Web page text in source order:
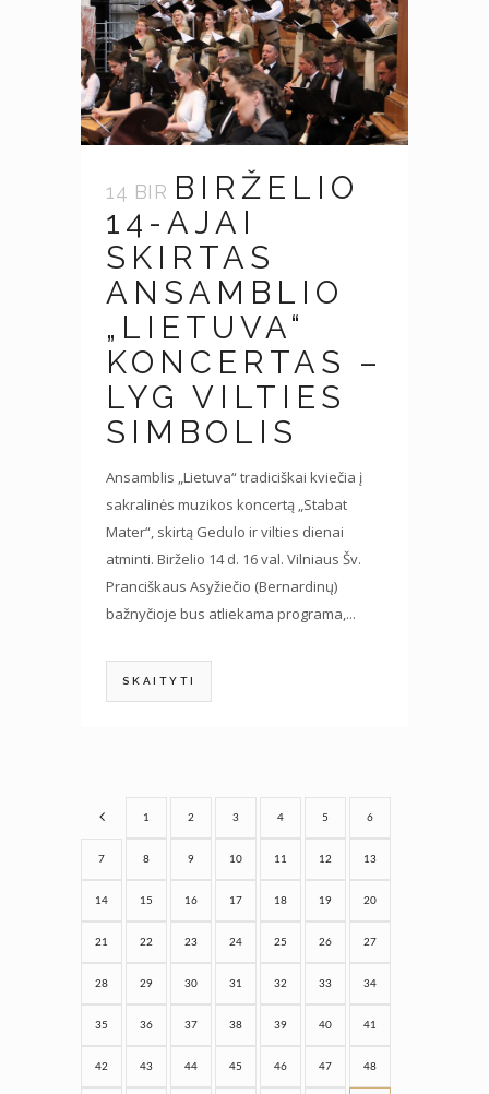
14 BIR BIRŽELIO
14-AJAI
SKIRTAS
ANSAMBLIO
„LIETUVA“
KONCERTAS –
LYG VILTIES
SIMBOLIS
Ansamblis „Lietuva“ tradiciškai kviečia į
sakralinės muzikos koncertą „Stabat
Mater“, skirtą Gedulo ir vilties dienai
atminti. Birželio 14 d. 16 val. Vilniaus Šv.
Pranciškaus Asyžiečio (Bernardinų)
bažnyčioje bus atliekama programa,...
SKAITYTI
1 2 3 4 5 6
7 8 9 10 11 12 13
14 15 16 17 18 19 20
21 22 23 24 25 26 27
28 29 30 31 32 33 34
35 36 37 38 39 40 41
42 43 44 45 46 47 48